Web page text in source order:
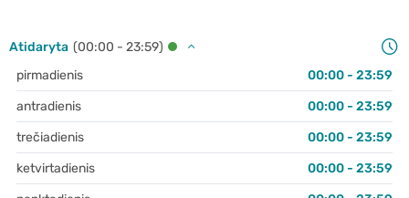
Atidaryta (00:00 - 23:59)
pirmadienis
00:00 - 23:59
antradienis
00:00 - 23:59
trečiadienis
00:00 - 23:59
ketvirtadienis
00:00 - 23:59